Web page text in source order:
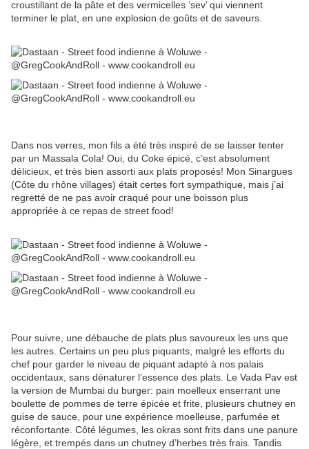
croustillant de la pâte et des vermicelles ‘sev’ qui viennent
terminer le plat, en une explosion de goûts et de saveurs.
Dans nos verres, mon fils a été très inspiré de se laisser tenter
par un Massala Cola! Oui, du Coke épicé, c’est absolument
délicieux, et très bien assorti aux plats proposés! Mon Sinargues
(Côte du rhône villages) était certes fort sympathique, mais j’ai
regretté de ne pas avoir craqué pour une boisson plus
appropriée à ce repas de street food!
Pour suivre, une débauche de plats plus savoureux les uns que
les autres. Certains un peu plus piquants, malgré les efforts du
chef pour garder le niveau de piquant adapté à nos palais
occidentaux, sans dénaturer l’essence des plats. Le Vada Pav est
la version de Mumbai du burger: pain moelleux enserrant une
boulette de pommes de terre épicée et frite, plusieurs chutney en
guise de sauce, pour une expérience moelleuse, parfumée et
réconfortante. Côté légumes, les okras sont frits dans une panure
légère, et trempés dans un chutney d’herbes très frais. Tandis